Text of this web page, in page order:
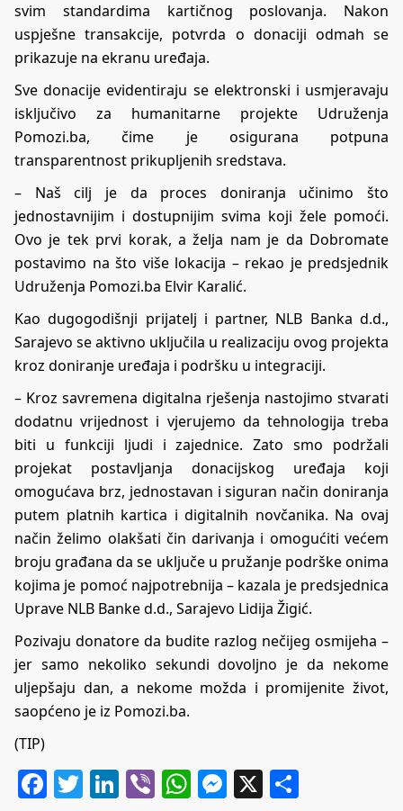
svim standardima kartičnog poslovanja. Nakon
uspješne transakcije, potvrda o donaciji odmah se
prikazuje na ekranu uređaja.
Sve donacije evidentiraju se elektronski i usmjeravaju
isključivo za humanitarne projekte Udruženja
Pomozi.ba, čime je osigurana potpuna
transparentnost prikupljenih sredstava.
– Naš cilj je da proces doniranja učinimo što
jednostavnijim i dostupnijim svima koji žele pomoći.
Ovo je tek prvi korak, a želja nam je da Dobromate
postavimo na što više lokacija – rekao je predsjednik
Udruženja Pomozi.ba Elvir Karalić.
Kao dugogodišnji prijatelj i partner, NLB Banka d.d.,
Sarajevo se aktivno uključila u realizaciju ovog projekta
kroz doniranje uređaja i podršku u integraciji.
– Kroz savremena digitalna rješenja nastojimo stvarati
dodatnu vrijednost i vjerujemo da tehnologija treba
biti u funkciji ljudi i zajednice. Zato smo podržali
projekat postavljanja donacijskog uređaja koji
omogućava brz, jednostavan i siguran način doniranja
putem platnih kartica i digitalnih novčanika. Na ovaj
način želimo olakšati čin darivanja i omogućiti većem
broju građana da se uključe u pružanje podrške onima
kojima je pomoć najpotrebnija – kazala je predsjednica
Uprave NLB Banke d.d., Sarajevo Lidija Žigić.
Pozivaju donatore da budite razlog nečijeg osmijeha –
jer samo nekoliko sekundi dovoljno je da nekome
uljepšaju dan, a nekome možda i promijenite život,
saopćeno je iz Pomozi.ba.
(TIP)
Facebook
Twitter
LinkedIn
ViberWhatsApp
Messenger
X